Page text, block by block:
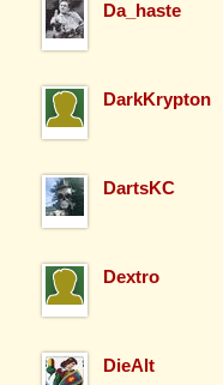
Da_haste
DarkKrypton
DartsKC
Dextro
DieAlt